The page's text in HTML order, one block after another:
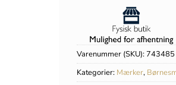
Varenummer (SKU):743485
Kategorier: Mærker,